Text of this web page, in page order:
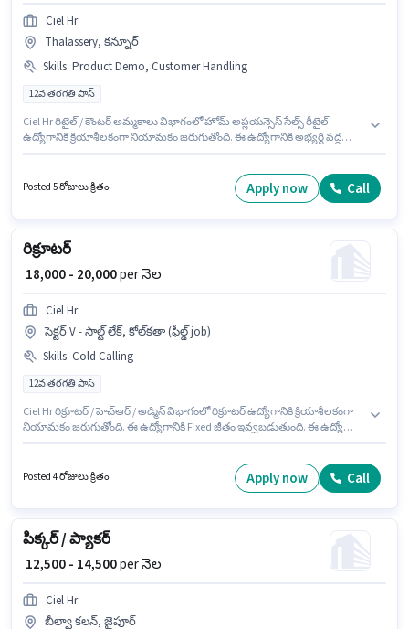
Ciel Hr
Thalassery, కన్నూర్
Skills: Product Demo, Customer Handling
12వ తరగతి పాస్
Ciel Hr రిటైల్ / కౌంటర్ అమ్మకాలు విభాగంలో హోమ్ అప్లయన్సెస్ సేల్స్ రీటైల్
ఉద్యోగానికి క్రియాశీలకంగా నియామకం జరుగుతోంది. ఈ ఉద్యోగానికి అభ్యర్థి వద్ద
ఉద్యోగానికి అభ్యర్థులు తప్పనిసరిగా 12వ తరగతి పాస్ డిగ్రీ/సర్టిఫికెట్ కలిగి ఉండాలి.
Posted 5 రోజులు క్రితం Apply now Call
రిక్రూటర్
₹ 18,000 - 20,000per నెల
Ciel Hr
సెక్టర్ V - సాల్ట్ లేక్, కోల్‌కతా (ఫీల్డ్ job)
Skills: Cold Calling
12వ తరగతి పాస్
Ciel Hr రిక్రూటర్ / హెచ్ఆర్ / అడ్మిన్ విభాగంలో రిక్రూటర్ ఉద్యోగానికి క్రియాశీలకంగా
నియామకం జరుగుతోంది. ఈ ఉద్యోగానికి Fixed జీతం ఇవ్వబడుతుంది. ఈ ఉద్యోగం
కలిగి ఉండాలి. ఈ ఉద్యోగానికి అర్హత పొందేందుకు అభ్యర్థికి Cold Calling వంటి
Posted 4 రోజులు క్రితం Apply now Call
పిక్కర్ / ప్యాకర్
₹ 12,500 - 14,500per నెల
Ciel Hr
బీల్వా కలన్, జైపూర్